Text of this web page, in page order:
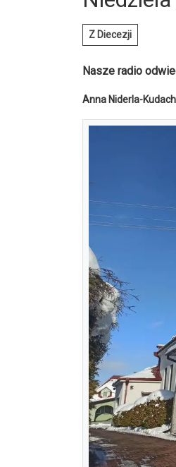
Z Diecezji
Nasze radio
Anna Niderla-Kudach